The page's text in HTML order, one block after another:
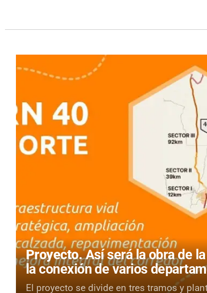
Proyecto.Así será la obra de
la conexión de varios
El proyecto se divide en tres tramos y